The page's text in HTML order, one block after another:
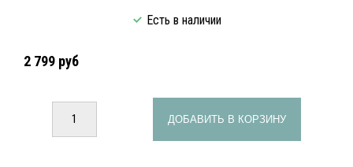
Есть в наличии
2 799 руб
ДОБАВИТЬ В КОРЗИНУ